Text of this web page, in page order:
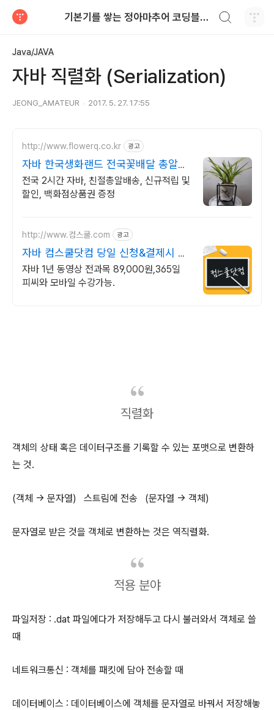
기본기를 쌓는 정아마추어 코딩블로그
Java/JAVA
자바 직렬화 (Serialization)
JEONG_AMATEUR 2017. 5. 27. 17:55
http://www.flowerq.co.kr 광고
자바 한국생화랜드 전국꽃배달 총알배
송
전국 2시간 자바, 친절총알배송, 신규적립 및
할인, 백화점상품권 증정
http://www.컴스쿨.com 광고
자바 컴스쿨닷컴 당일 신청&결제시 기
프티콘!
자바 1년 동영상 전과목 89,000원,365일
피씨와 모바일 수강가능.
직렬화
객체의 상태 혹은 데이터구조를 기록할 수 있는 포맷으로 변환하
는 것.
(객체 -> 문자열) 스트림에 전송 (문자열 -> 객체)
문자열로 받은 것을 객체로 변환하는 것은 역직렬화.
적용 분야
파일저장 : .dat 파일에다가 저장해두고 다시 불러와서 객체로 쓸
때
네트워크통신 : 객체를 패킷에 담아 전송할 때
데이터베이스 : 데이터베이스에 객체를 문자열로 바꿔서 저장해놓